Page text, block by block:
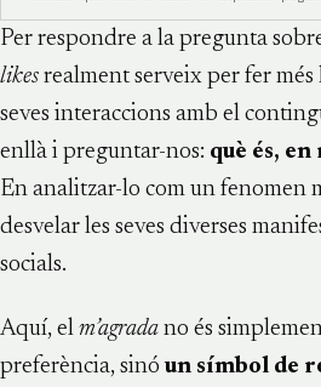
Per respondre a la pregunta
likes realment serveix per fer més
seves interaccions amb el
enllà i preguntar-nos: què és,
En analitzar-lo com un fenomen
desvelar les seves diverses
socials.
Aquí, el m’agrada no és
preferència, sinóun símbol de